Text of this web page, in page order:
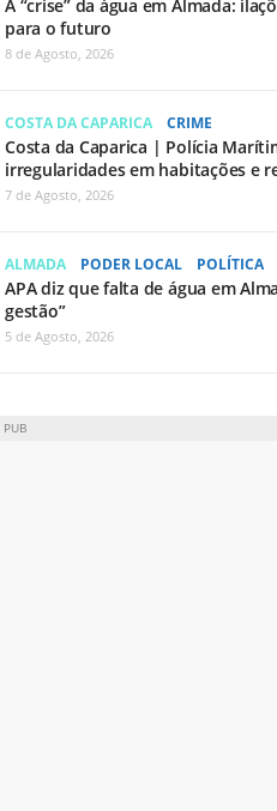
A “crise” da água em Almada:
para o futuro
8 de Agosto, 2026
COSTA DA CAPARICA CRIME
Costa da Caparica | Polícia
irregularidades em habitações e
7 de Agosto, 2026
ALMADA PODER LOCAL POLÍTICA
APA diz que falta de água em
gestão”
5 de Agosto, 2026
PUB